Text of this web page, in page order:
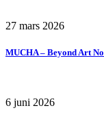
27 mars 2026
MUCHA – Beyond Art
6 juni 2026